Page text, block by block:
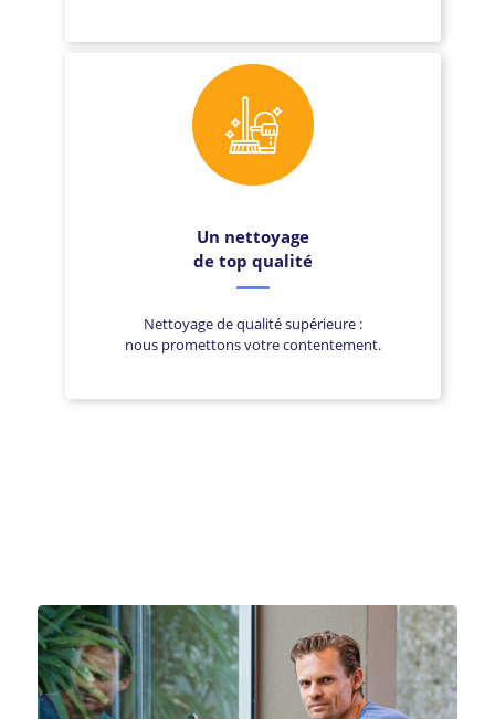
Un nettoyage
de top qualité
Nettoyage de qualité supérieure :
nous promettons votre contentement.